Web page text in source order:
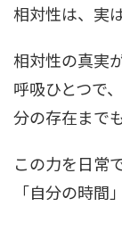
相対性は、実
相対性の真実
呼吸ひとつで
分の存在まで
この力を日常
「自分の時間